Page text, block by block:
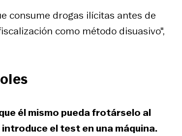
consume drogas ilícitas antes de
como método disuasivo",
él mismo pueda frotárselo al
el test en una máquina.